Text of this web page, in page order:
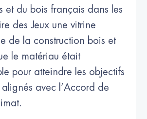
et du bois français dans les
des Jeux une vitrine
de la construction bois et
le matériau était
pour atteindre les objectifs
avec l’Accord de